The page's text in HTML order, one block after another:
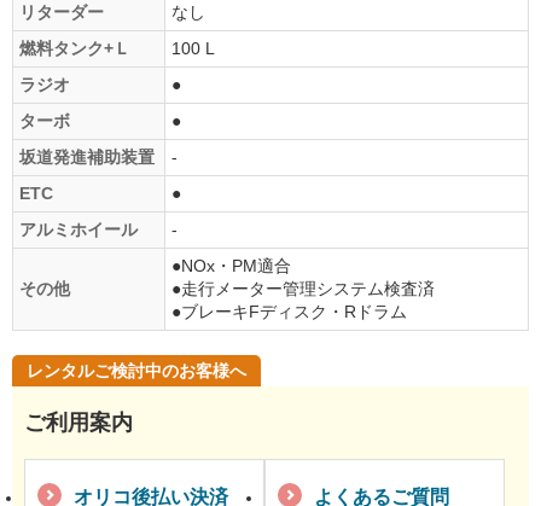
リターダー
なし
燃料タンク+Ｌ
100 L
ラジオ
●
ターボ
●
坂道発進補助装置
-
ETC
●
アルミホイール
-
その他
●NOx・PM適合
●走行メーター管理システム検査済
●ブレーキFディスク・Rドラム
レンタルご検討中のお客様へ
ご利用案内
オリコ後払い決済 よくあるご質問